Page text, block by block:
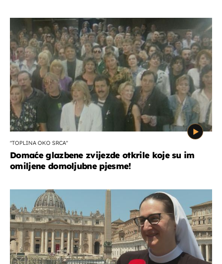
"TOPLINA OKO SRCA"
Domaće glazbene zvijezde otkrile koje su im
omiljene domoljubne pjesme!